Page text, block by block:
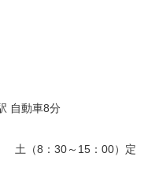
自動車8分
土（8：30～15：00）定